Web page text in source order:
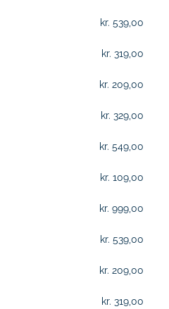
kr. 539,00
kr. 319,00
kr. 209,00
kr. 329,00
kr. 549,00
kr. 109,00
kr. 999,00
kr. 539,00
kr. 209,00
kr. 319,00